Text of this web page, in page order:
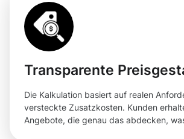
Transparente
Die Kalkulation basiert auf realen
versteckte Zusatzkosten. Kunden
Angebote, die genau das abdecken,